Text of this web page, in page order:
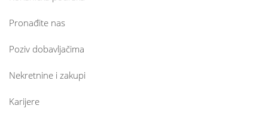
Pronađite nas
Poziv dobavljačima
Nekretnine i zakupi
Karijere